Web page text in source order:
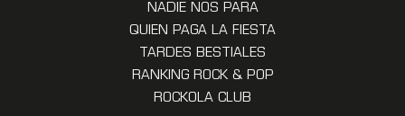
NADIE NOS PARA
QUIEN PAGA LA FIESTA
TARDES BESTIALES
RANKING ROCK & POP
ROCKOLA CLUB